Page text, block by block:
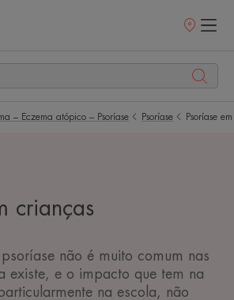
Pontos
– Eczema atópico – Psoríase Psoríase Psoríase
crianças
não é muito comum nas
existe, e o impacto que tem na
na escola, não